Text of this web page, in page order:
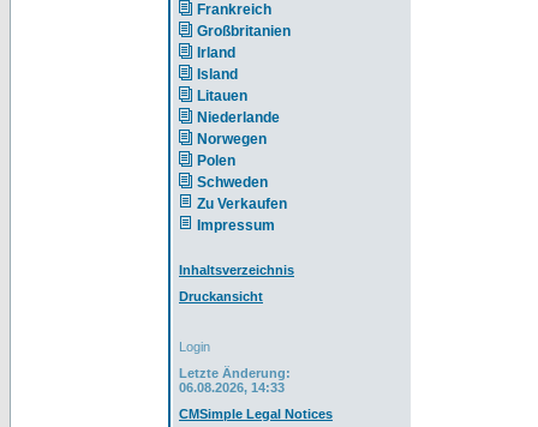
Frankreich
Großbritanien
Irland
Island
Litauen
Niederlande
Norwegen
Polen
Schweden
Zu Verkaufen
Impressum
Inhaltsverzeichnis
Druckansicht
Login
Letzte Änderung:
06.08.2026, 14:33
CMSimple Legal Notices